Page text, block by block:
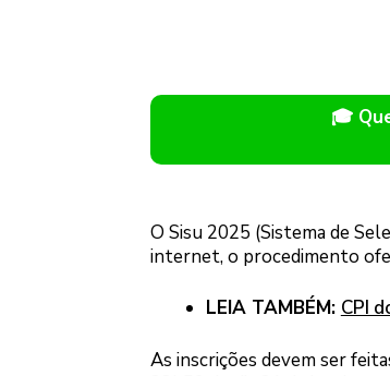
🎓
O Sisu 2025 (Sistema de
internet, o procedimento
LEIA TAMBÉM: CPI
As inscrições devem ser